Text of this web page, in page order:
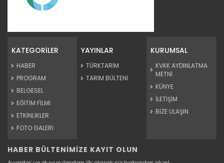
Devamını Oku ->
Tarım Orman Gündemi 12.06.2026
KATEGORİLER
HABER
PROGRAM
BELGESEL
EĞİTİM FİLMİ
ETKİNLİKLER
FOTO GALERİ
YAYINLAR
TÜRKTARIM
TARIM BÜLTENİ
KURUMSAL
KVKK AYDINLATMA
METNİ
KÜNYE
İLETİŞİM
BİZE ULAŞIN
HABER BÜLTENİMİZE KAYIT OLUN